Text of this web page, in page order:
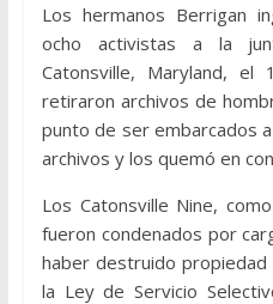
Los hermanos Berrigan
ocho activistas a la
Catonsville, Maryland,
retiraron archivos de
punto de ser embarcados
archivos y los quemó en
Los Catonsville Nine,
fueron condenados por
haber destruido
la Ley de Servicio